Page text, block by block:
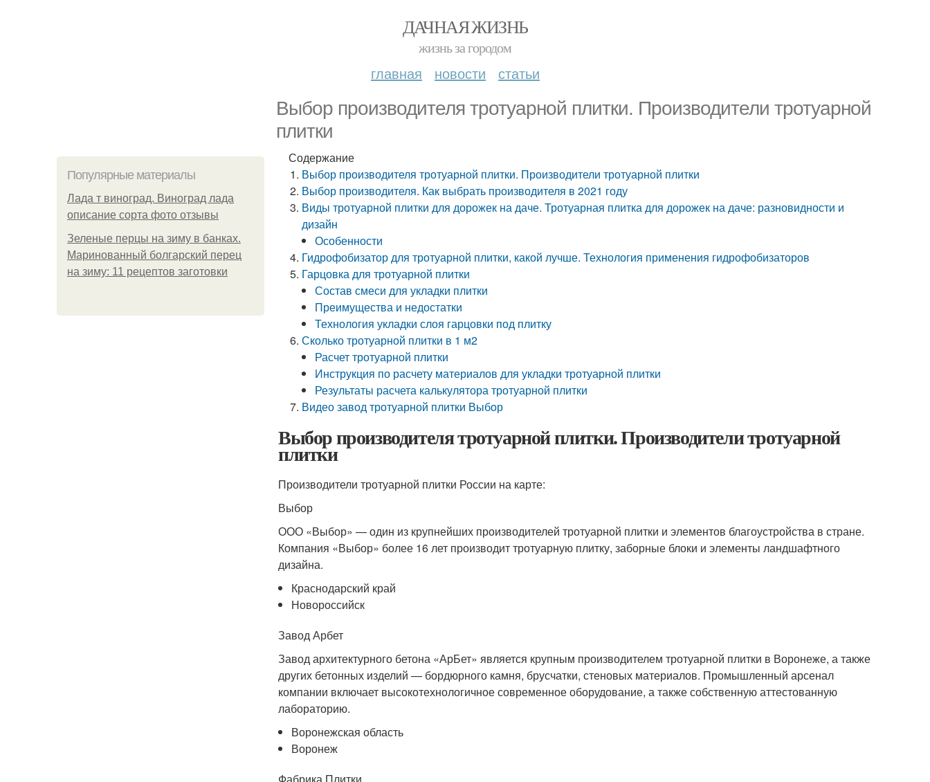
ДАЧНАЯ ЖИЗНЬ
жизнь за городом
главная новости статьи
Выбор производителя тротуарной плитки. Производители тротуарной
плитки
Популярные материалы
Лада т виноград. Виноград лада
описание сорта фото отзывы
Зеленые перцы на зиму в банках.
Маринованный болгарский перец
на зиму: 11 рецептов заготовки
Содержание
Выбор производителя тротуарной плитки. Производители тротуарной плитки
Выбор производителя. Как выбрать производителя в 2021 году
Виды тротуарной плитки для дорожек на даче. Тротуарная плитка для дорожек на даче: разновидности и
дизайн
Особенности
Гидрофобизатор для тротуарной плитки, какой лучше. Технология применения гидрофобизаторов
Гарцовка для тротуарной плитки
Состав смеси для укладки плитки
Преимущества и недостатки
Технология укладки слоя гарцовки под плитку
Сколько тротуарной плитки в 1 м2
Расчет тротуарной плитки
Инструкция по расчету материалов для укладки тротуарной плитки
Результаты расчета калькулятора тротуарной плитки
Видео завод тротуарной плитки Выбор
Выбор производителя тротуарной плитки. Производители тротуарной
плитки
Производители тротуарной плитки России на карте:
Выбор
ООО «Выбор» — один из крупнейших производителей тротуарной плитки и элементов благоустройства в стране.
Компания «Выбор» более 16 лет производит тротуарную плитку, заборные блоки и элементы ландшафтного
дизайна.
Краснодарский край
Новороссийск
Завод Арбет
Завод архитектурного бетона «АрБет» является крупным производителем тротуарной плитки в Воронеже, а также
других бетонных изделий — бордюрного камня, брусчатки, стеновых материалов. Промышленный арсенал
компании включает высокотехнологичное современное оборудование, а также собственную аттестованную
лабораторию.
Воронежская область
Воронеж